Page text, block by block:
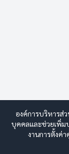
องค์การบริหารส่
บุคคลและช่วยเพิ่ม
งานการตั้งค่